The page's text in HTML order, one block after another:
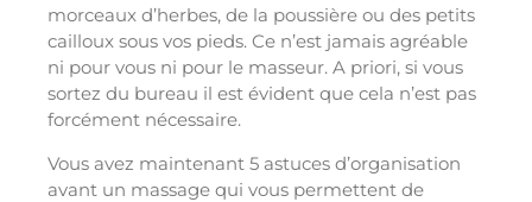
morceaux d’herbes, de la poussière ou des petits
cailloux sous vos pieds. Ce n’est jamais agréable
ni pour vous ni pour le masseur. A priori, si vous
sortez du bureau il est évident que cela n’est pas
forcément nécessaire.
Vous avez maintenant 5 astuces d’organisation
avant un massage qui vous permettent de